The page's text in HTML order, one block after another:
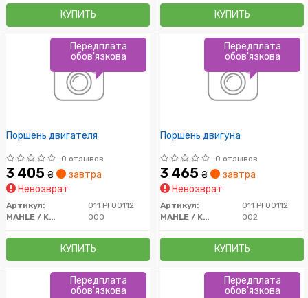
КУПИТЬ КУПИТЬ
Поршень двигателя
0 отзывов
3 405 ₴
завтра
Невозврат
Артикул:
011 PI 00112
000
MAHLE / KNECHT
КУПИТЬ
Передплата
обов'язкова
Поршень двигуна
0 отзывов
3 465 ₴
завтра
Невозврат
Артикул:
011 PI 00112
002
MAHLE / KNECHT
КУПИТЬ
Передплата
обов'язкова
Передплата
обов'язкова
Передплата
обов'язкова